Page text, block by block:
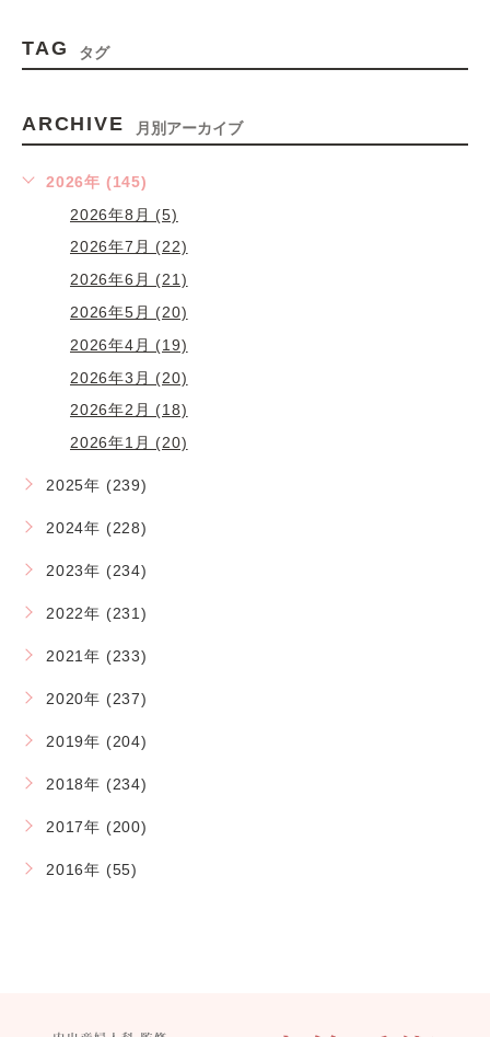
TAG タグ
ARCHIVE 月別アーカイブ
2026年 (145)
2026年8月 (5)
2026年7月 (22)
2026年6月 (21)
2026年5月 (20)
2026年4月 (19)
2026年3月 (20)
2026年2月 (18)
2026年1月 (20)
2025年 (239)
2024年 (228)
2023年 (234)
2022年 (231)
2021年 (233)
2020年 (237)
2019年 (204)
2018年 (234)
2017年 (200)
2016年 (55)